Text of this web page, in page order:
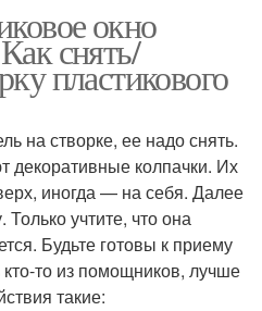
окно
снять/
пластикового
на створке, ее надо снять.
декоративные колпачки. Их
иногда — на себя. Далее
учтите, что она
Будьте готовы к приему
то из помощников, лучше
такие: